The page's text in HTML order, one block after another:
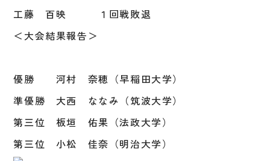
工藤 百映 １回戦敗退
＜大会結果報告＞
優勝 河村 奈穂（早稲田大学）
準優勝 大西 ななみ（筑波大学）
第三位 板垣 佑果（法政大学）
第三位 小松 佳奈（明治大学）